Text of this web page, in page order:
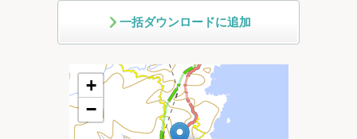
一括ダウンロードに追加
+
−